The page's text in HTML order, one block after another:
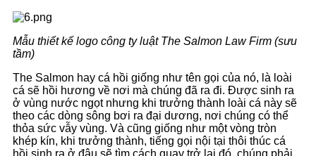
Mẫu thiết kế logo công ty luật The Salmon Law Firm (sưu
tầm)
The Salmon hay cá hồi giống như tên gọi của nó, là loài
cá sẽ hồi hương về nơi mà chúng đã ra đi. Được sinh ra
ở vùng nước ngọt nhưng khi trưởng thành loài cá này sẽ
theo các dòng sông bơi ra đại dương, nơi chúng có thể
thỏa sức vẫy vùng. Và cũng giống như một vòng tròn
khép kín, khi trưởng thành, tiếng gọi nội tại thôi thúc cá
hồi sinh ra ở đâu sẽ tìm cách quay trở lại đó, chúng phải